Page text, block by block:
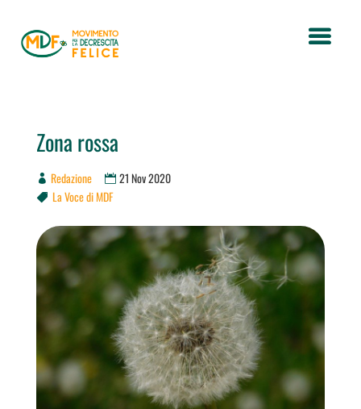
Zona rossa
Redazione 21 Nov 2020
 La Voce di MDF